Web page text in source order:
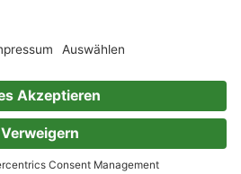
ein gutes Buch